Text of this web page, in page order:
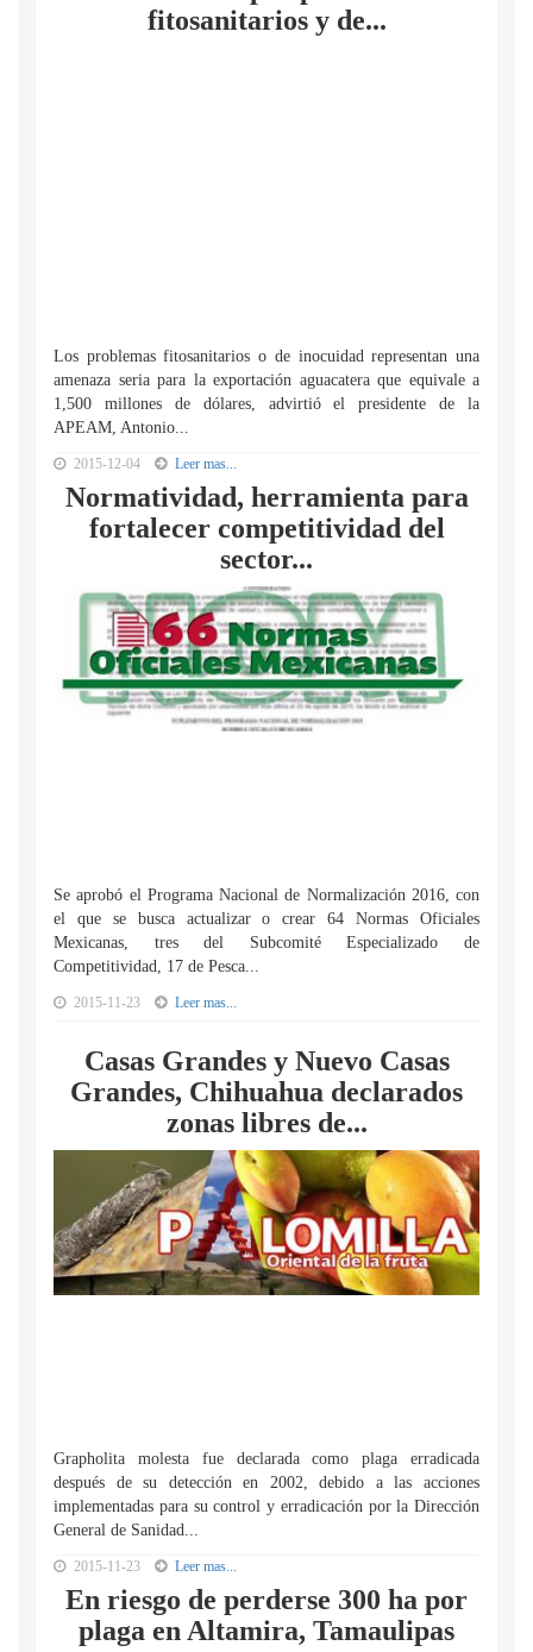
fitosanitarios y de...
Los problemas fitosanitarios o de inocuidad representan una
amenaza seria para la exportación aguacatera que equivale a
1,500 millones de dólares, advirtió el presidente de la
APEAM, Antonio...
2015-12-04 Leer mas...
Normatividad, herramienta para
fortalecer competitividad del
sector...
Se aprobó el Programa Nacional de Normalización 2016, con
el que se busca actualizar o crear 64 Normas Oficiales
Mexicanas, tres del Subcomité Especializado de
Competitividad, 17 de Pesca...
2015-11-23 Leer mas...
Casas Grandes y Nuevo Casas
Grandes, Chihuahua declarados
zonas libres de...
Grapholita molesta fue declarada como plaga erradicada
después de su detección en 2002, debido a las acciones
implementadas para su control y erradicación por la Dirección
General de Sanidad...
2015-11-23 Leer mas...
En riesgo de perderse 300 ha por
plaga en Altamira, Tamaulipas